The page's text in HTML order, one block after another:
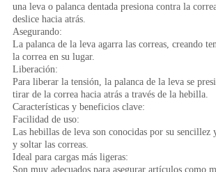
una leva o palanca dentada presiona contra la
deslice hacia atrás.
Asegurando:
La palanca de la leva agarra las correas, creando
la correa en su lugar.
Liberación:
Para liberar la tensión, la palanca de la leva se
tirar de la correa hacia atrás a través de la hebilla.
Características y beneficios clave:
Facilidad de uso:
Las hebillas de leva son conocidas por su sencillez
y soltar las correas.
Ideal para cargas más ligeras:
Son muy adecuados para asegurar artículos como